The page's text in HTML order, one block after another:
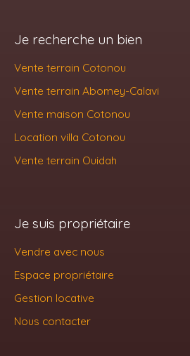
Je recherche un bien
Vente terrain Cotonou
Vente terrain Abomey-Calavi
Vente maison Cotonou
Location villa Cotonou
Vente terrain Ouidah
Je suis propriétaire
Vendre avec nous
Espace propriétaire
Gestion locative
Nous contacter